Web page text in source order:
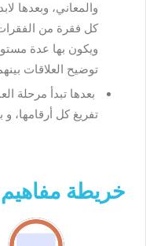
والمعاني، وبعدها
كل فقرة من
ويكون بها عدة
توضيح العلاقات
بعدها تبدأ مرحلة
تفريغ كل أرقامها، و
خريطة مفاهيم